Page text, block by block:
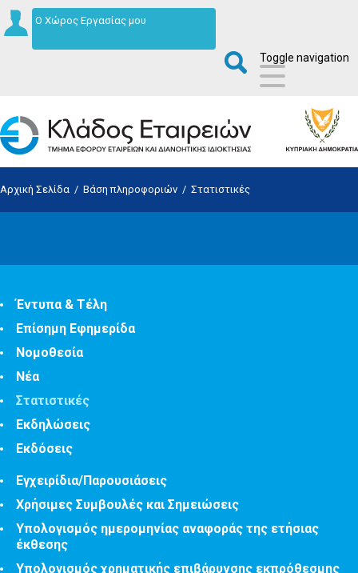
Ο Χώρος Εργασίας μου
Toggle navigation
Αρχική Σελίδα / Βάση πληροφοριών / Στατιστικές
Έντυπα & Τέλη
Επίσημη Εφημερίδα
Νομοθεσία
Νέα
Στατιστικές
Εκδηλώσεις
Εκδόσεις
Εγχειρίδια/Παρουσιάσεις
Χρήσιμες Συμβουλές και Σημειώσεις
Υπολογισμός ημερομηνίας αναφοράς της ετήσιας
έκθεσης
Υπολογισμός χρηματικής επιβάρυνσης εκπρόθεσμης